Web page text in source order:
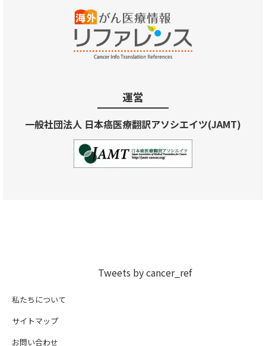
運営
一般社団法人 日本癌医療翻訳アソシエイツ(JAMT)
Tweets by cancer_ref
私たちについて
サイトマップ
お問い合わせ